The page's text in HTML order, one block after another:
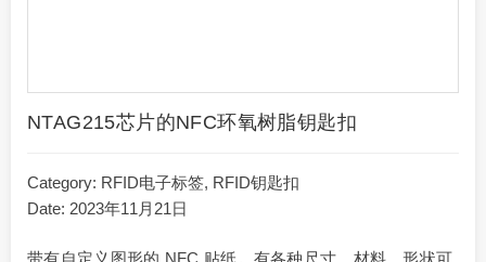
NTAG215芯片的NFC环氧树脂钥匙扣
Category: RFID电子标签, RFID钥匙扣
Date: 2023年11月21日